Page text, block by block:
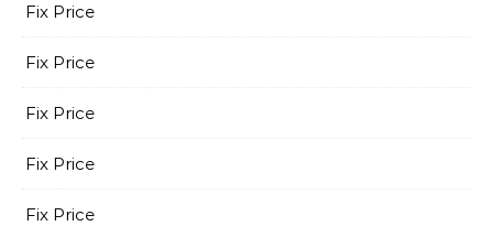
Fix Price
Fix Price
Fix Price
Fix Price
Fix Price